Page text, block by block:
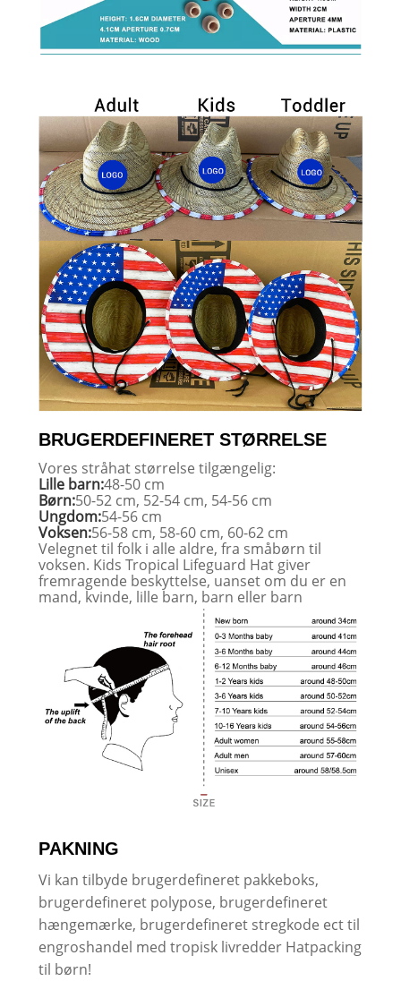
BRUGERDEFINERET STØRRELSE
Vores stråhat størrelse tilgængelig:
Lille barn:48-50 cm
Børn:50-52 cm, 52-54 cm, 54-56 cm
Ungdom:54-56 cm
Voksen:56-58 cm, 58-60 cm, 60-62 cm
Velegnet til folk i alle aldre, fra småbørn til
voksen. Kids Tropical Lifeguard Hat giver
fremragende beskyttelse, uanset om du er en
mand, kvinde, lille barn, barn eller barn
PAKNING
Vi kan tilbyde brugerdefineret pakkeboks,
brugerdefineret polypose, brugerdefineret
hængemærke, brugerdefineret stregkode ect til
engroshandel med tropisk livredder Hatpacking
til børn!